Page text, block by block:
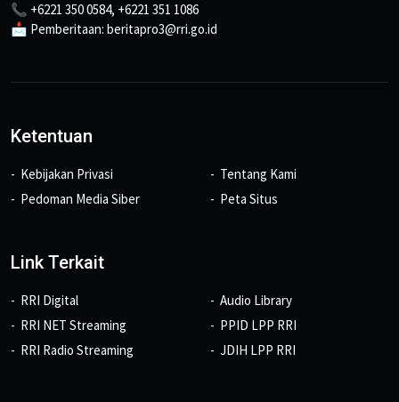
📞 +6221 350 0584, +6221 351 1086
📩 Pemberitaan: beritapro3@rri.go.id
Ketentuan
Kebijakan Privasi
Pedoman Media Siber
Tentang Kami
Peta Situs
Link Terkait
RRI Digital
RRI NET Streaming
RRI Radio Streaming
Audio Library
PPID LPP RRI
JDIH LPP RRI